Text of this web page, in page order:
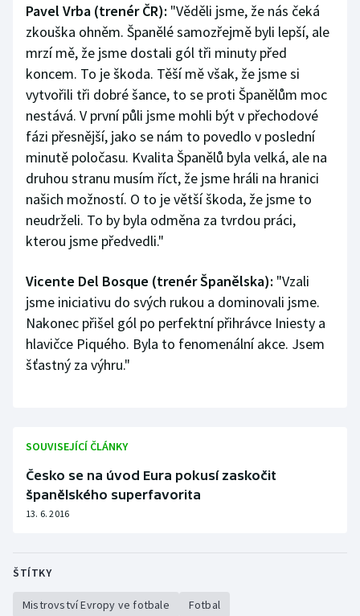
Pavel Vrba (trenér ČR): "Věděli jsme, že nás čeká
zkouška ohněm. Španělé samozřejmě byli lepší, ale
mrzí mě, že jsme dostali gól tři minuty před
koncem. To je škoda. Těší mě však, že jsme si
vytvořili tři dobré šance, to se proti Španělům moc
nestává. V první půli jsme mohli být v přechodové
fázi přesnější, jako se nám to povedlo v poslední
minutě poločasu. Kvalita Španělů byla velká, ale na
druhou stranu musím říct, že jsme hráli na hranici
našich možností. O to je větší škoda, že jsme to
neudrželi. To by byla odměna za tvrdou práci,
kterou jsme předvedli."
Vicente Del Bosque (trenér Španělska): "Vzali
jsme iniciativu do svých rukou a dominovali jsme.
Nakonec přišel gól po perfektní přihrávce Iniesty a
hlavičce Piquého. Byla to fenomenální akce. Jsem
šťastný za výhru."
SOUVISEJÍCÍ ČLÁNKY
Česko se na úvod Eura pokusí zaskočit
španělského superfavorita
13. 6. 2016
ŠTÍTKY
Mistrovství Evropy ve fotbale
Fotbal